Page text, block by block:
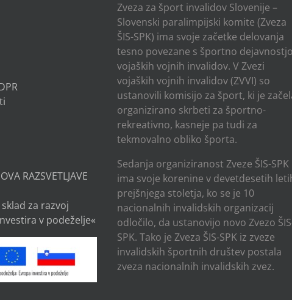
RAZSVETLJAVE
za razvoj
v podeželje«
Zveza za šport invalidov Slovenije –
Slovenski paralimpijski komite (Zveza
ŠIS-SPK) ima svoje začetke delovanja
tesno povezane s športno dejavnostjo
vojaških vojnih invalidov. V Zvezi
vojaških vojnih invalidov (ZVVI) so
ustanovili komisijo za šport, ki je
organizirano skrbeti za športno-
rekreativno, kasneje pa tudi za
tekmovalno obliko športa.
Sedanja organiziranost Zveze ŠIS-SPK
ima svoje korenine v devetdesetih
prejšnjega stoletja, ko se je 10
nacionalnih invalidskih organizacij
odločilo, da ustanovijo novo Zvezo
SPK. Tako je Zveza ŠIS-SPK iz zveze
invalidskih športnih društev postala
zveza nacionalnih invalidskih zvez.